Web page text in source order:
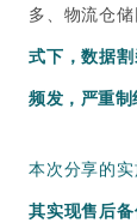
多、物流仓
式下，数据
频发，严重制
本次分享的
其实现售后